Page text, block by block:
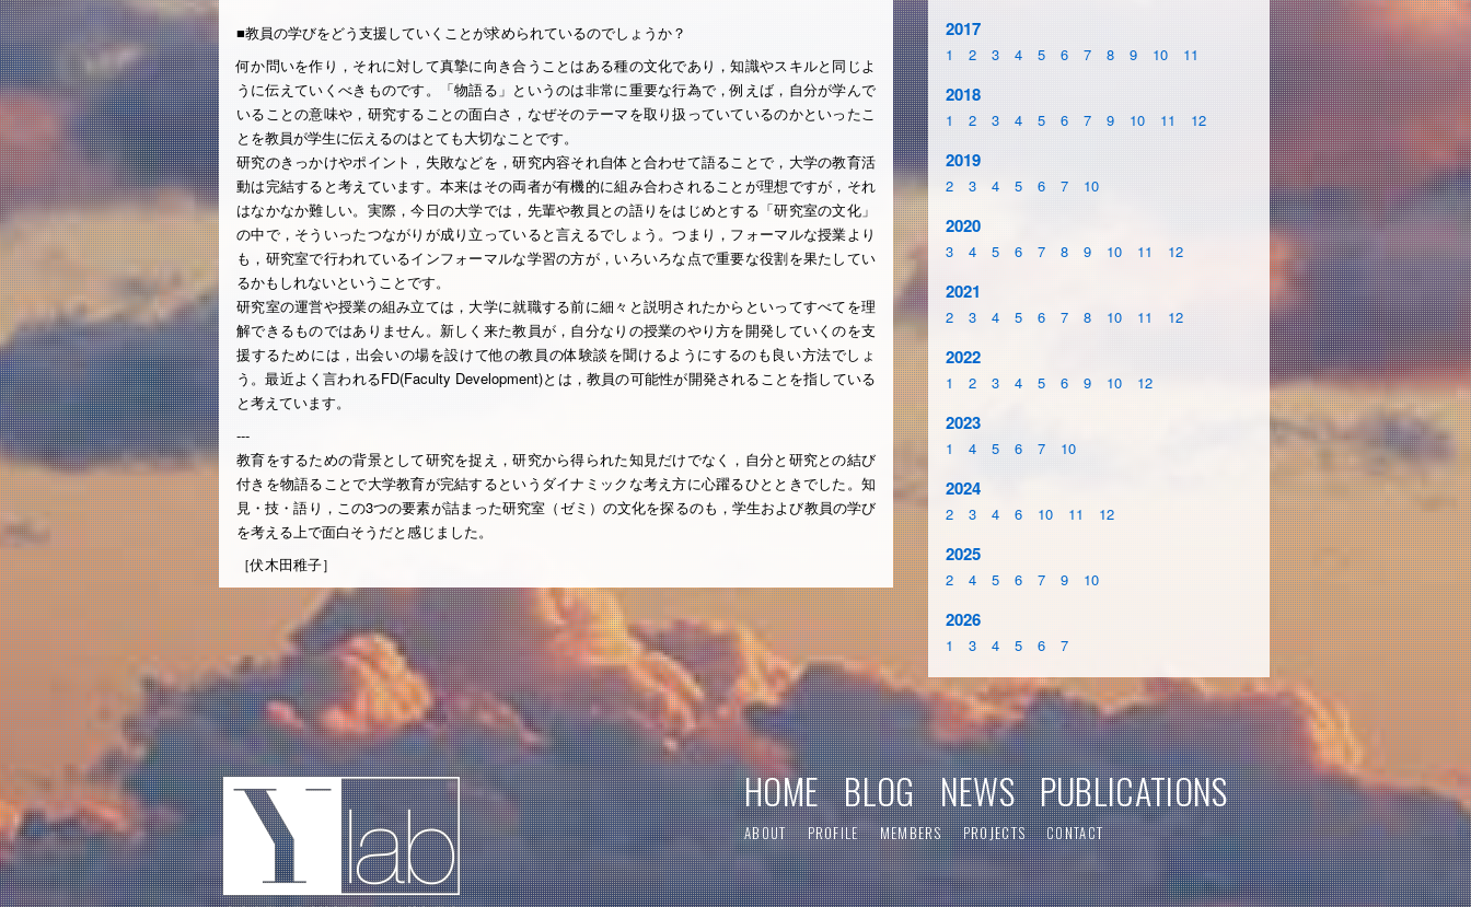
■教員の学びをどう支援していくことが求められているのでしょうか？
何か問いを作り，それに対して真摯に向き合うことはある種の文化であり，知識やスキルと同じよ
うに伝えていくべきものです。「物語る」というのは非常に重要な行為で，例えば，自分が学んで
いることの意味や，研究することの面白さ，なぜそのテーマを取り扱っていているのかといったこ
とを教員が学生に伝えるのはとても大切なことです。
研究のきっかけやポイント，失敗などを，研究内容それ自体と合わせて語ることで，大学の教育活
動は完結すると考えています。本来はその両者が有機的に組み合わされることが理想ですが，それ
はなかなか難しい。実際，今日の大学では，先輩や教員との語りをはじめとする「研究室の文化」
の中で，そういったつながりが成り立っていると言えるでしょう。つまり，フォーマルな授業より
も，研究室で行われているインフォーマルな学習の方が，いろいろな点で重要な役割を果たしてい
るかもしれないということです。
研究室の運営や授業の組み立ては，大学に就職する前に細々と説明されたからといってすべてを理
解できるものではありません。新しく来た教員が，自分なりの授業のやり方を開発していくのを支
援するためには，出会いの場を設けて他の教員の体験談を聞けるようにするのも良い方法でしょ
う。最近よく言われるFD(Faculty Development)とは，教員の可能性が開発されることを指している
と考えています。
‐‐‐
教育をするための背景として研究を捉え，研究から得られた知見だけでなく，自分と研究との結び
付きを物語ることで大学教育が完結するというダイナミックな考え方に心躍るひとときでした。知
見・技・語り，この3つの要素が詰まった研究室（ゼミ）の文化を探るのも，学生および教員の学び
を考える上で面白そうだと感じました。
［伏木田稚子］
2017
1 2 3 4 5 6 7 8 9 10 11
2018
1 2 3 4 5 6 7 9 10 11 12
2019
2 3 4 5 6 7 10
2020
3 4 5 6 7 8 9 10 11 12
2021
2 3 4 5 6 7 8 10 11 12
2022
1 2 3 4 5 6 9 10 12
2023
1 4 5 6 7 10
2024
2 3 4 6 10 11 12
2025
2 4 5 6 7 9 10
2026
1 3 4 5 6 7
HOME BLOG NEWS PUBLICATIONS
ABOUT PROFILE MEMBERS PROJECTS CONTACT